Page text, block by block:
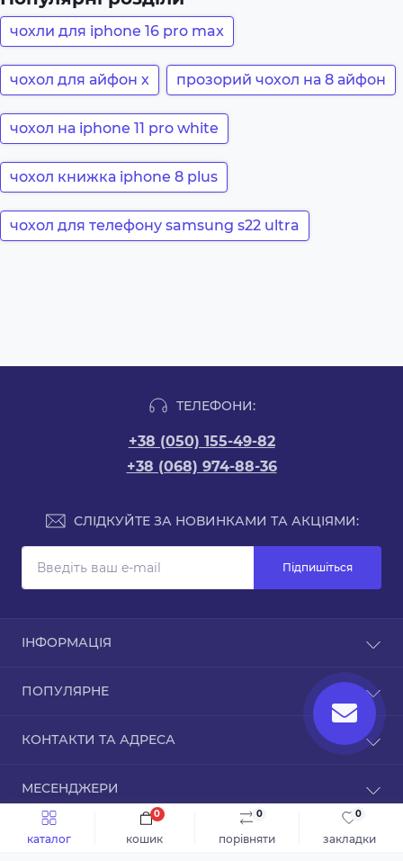
каталог порівняти
0
закладки
0
кошик
0
чохли для iphone 16 pro max
чохол для айфон х прозорий чохол на 8 айфон
чохол на iphone 11 pro white
чохол книжка iphone 8 plus
чохол для телефону samsung s22 ultra
ТЕЛЕФОНИ:
+38 (050) 155-49-82
+38 (068) 974-88-36
СЛІДКУЙТЕ ЗА НОВИНКАМИ ТА АКЦІЯМИ:
Підпишіться
ІНФОРМАЦІЯ
Про магазин
Повернення товару
Виробники
Акції
ПОПУЛЯРНЕ
КОНТАКТИ ТА АДРЕСА
Дніпропетровська область, 49000
info@inmobi.com.ua
МЕСЕНДЖЕРИ
Telegram
© 2024, Інтернет-магазин inMobi